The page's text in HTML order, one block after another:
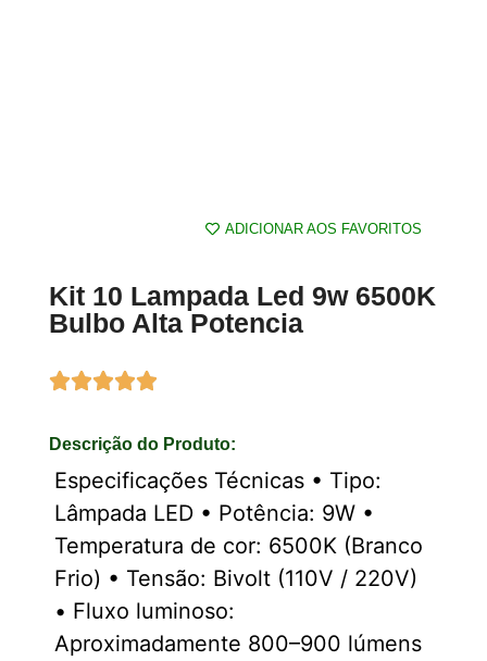
ADICIONAR AOS FAVORITOS
Kit 10 Lampada Led 9w 6500K
Bulbo Alta Potencia
Descrição do Produto:
Especificações Técnicas • Tipo:
Lâmpada LED • Potência: 9W •
Temperatura de cor: 6500K (Branco
Frio) • Tensão: Bivolt (110V / 220V)
• Fluxo luminoso:
Aproximadamente 800–900 lúmens